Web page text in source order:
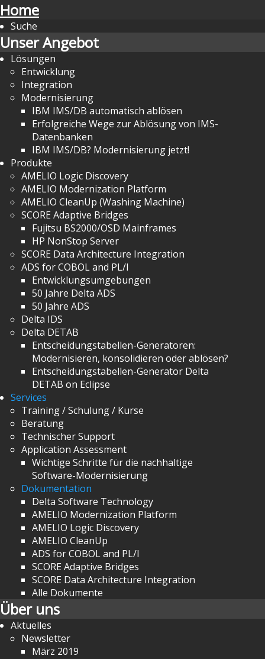
Home
Suche
Unser Angebot
Lösungen
Entwicklung
Integration
Modernisierung
IBM IMS/DB automatisch ablösen
Erfolgreiche Wege zur Ablösung von IMS-
Datenbanken
IBM IMS/DB? Modernisierung jetzt!
Produkte
AMELIO Logic Discovery
AMELIO Modernization Platform
AMELIO CleanUp (Washing Machine)
SCORE Adaptive Bridges
Fujitsu BS2000/OSD Mainframes
HP NonStop Server
SCORE Data Architecture Integration
ADS for COBOL and PL/I
Entwicklungsumgebungen
50 Jahre Delta ADS
50 Jahre ADS
Delta IDS
Delta DETAB
Entscheidungstabellen-Generatoren:
Modernisieren, konsolidieren oder ablösen?
Entscheidungstabellen-Generator Delta
DETAB on Eclipse
Services
Training / Schulung / Kurse
Beratung
Technischer Support
Application Assessment
Wichtige Schritte für die nachhaltige
Software-Modernisierung
Dokumentation
Delta Software Technology
AMELIO Modernization Platform
AMELIO Logic Discovery
AMELIO CleanUp
ADS for COBOL and PL/I
SCORE Adaptive Bridges
SCORE Data Architecture Integration
Alle Dokumente
Über uns
Aktuelles
Newsletter
März 2019